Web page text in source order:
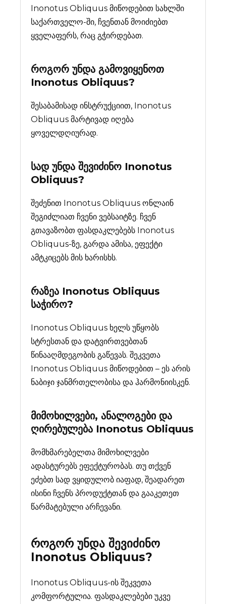
Inonotus Obliquus მიწოდებით სახლში
საქართველო-ში, ჩვენთან მოიძიებთ
ყველაფერს, რაც გჭირდებათ.
როგორ უნდა გამოვიყენოთ
Inonotus Obliquus?
შესაბამისად ინსტრუქციით, Inonotus
Obliquus მარტივად იღება
ყოველდღიურად.
სად უნდა შევიძინო Inonotus
Obliquus?
შეძენით Inonotus Obliquus ონლაინ
შეგიძლიათ ჩვენი ვებსაიტზე. ჩვენ
გთავაზობთ ფასდაკლებებს Inonotus
Obliquus-ზე, გარდა ამისა, ეფექტი
ამტკიცებს მის ხარისხს.
რაზეა Inonotus Obliquus
საჭირო?
Inonotus Obliquus ხელს უწყობს
სტრესთან და დატვირთვებთან
წინააღმდეგობის გაწევას. შეკვეთა
Inonotus Obliquus მიწოდებით – ეს არის
ნაბიჯი ჯანმრთელობისა და ჰარმონიისკენ.
მიმოხილვები, ანალოგები და
ღირებულება Inonotus Obliquus
მომხმარებელთა მიმოხილვები
ადასტურებს ეფექტურობას. თუ თქვენ
ეძებთ სად ვყიდულობ იაფად, შეადარეთ
ისინი ჩვენს პროდუქტთან და გააკეთეთ
წარმატებული არჩევანი.
როგორ უნდა შევიძინო
Inonotus Obliquus?
Inonotus Obliquus-ის შეკვეთა
კომფორტულია. ფასდაკლებები უკვე